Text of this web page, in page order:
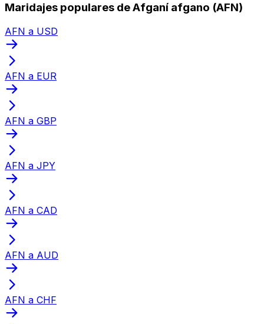
Maridajes populares de Afganí afgano (AFN)
AFN a USD
AFN a EUR
AFN a GBP
AFN a JPY
AFN a CAD
AFN a AUD
AFN a CHF